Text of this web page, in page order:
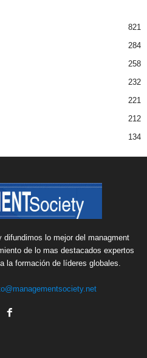
821
284
258
232
221
212
134
difundimos lo mejor del managment
de lo mas destacados expertos
la formación de líderes globales.